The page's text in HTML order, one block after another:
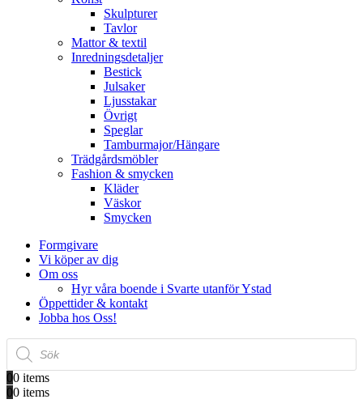
Skulpturer
Tavlor
Mattor & textil
Inredningsdetaljer
Bestick
Julsaker
Ljusstakar
Övrigt
Speglar
Tamburmajor/Hängare
Trädgårdsmöbler
Fashion & smycken
Kläder
Väskor
Smycken
Formgivare
Vi köper av dig
Om oss
Hyr våra boende i Svarte utanför Ystad
Öppettider & kontakt
Jobba hos Oss!
Produktsökning
00 items
00 items